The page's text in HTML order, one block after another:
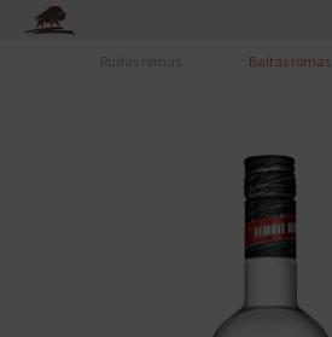
Rudas romas Baltas romas